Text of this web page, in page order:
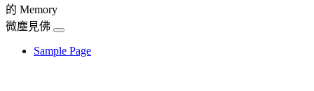
的 Memory
微塵見佛
Sample Page